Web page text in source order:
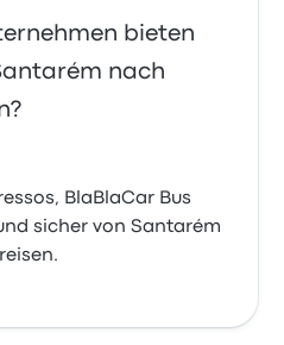
bieten
nach
BlaBlaCar Bus
sicher von Santarém